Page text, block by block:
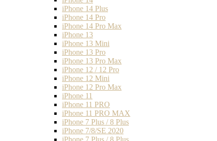
iPhone 14 Plus
iPhone 14 Pro
iPhone 14 Pro Max
iPhone 13
iPhone 13 Mini
iPhone 13 Pro
iPhone 13 Pro Max
iPhone 12 / 12 Pro
iPhone 12 Mini
iPhone 12 Pro Max
iPhone 11
iPhone 11 PRO
iPhone 11 PRO MAX
iPhone 7 Plus / 8 Plus
iPhone 7/8/SE 2020
iPhone 7 Plus / 8 Plus